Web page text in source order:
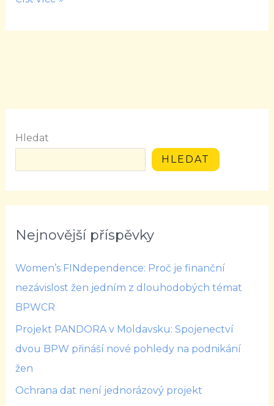
Hledat
HLEDAT
Nejnovější příspěvky
Women’s FINdependence: Proč je finanční
nezávislost žen jedním z dlouhodobých témat
BPWCR
Projekt PANDORA v Moldavsku: Spojenectví
dvou BPW přináší nové pohledy na podnikání
žen
Ochrana dat není jednorázový projekt